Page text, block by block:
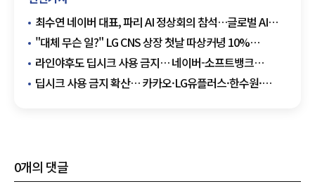
최수연 네이버 대표, 파리 AI 정상회의 참석…글로벌 AI
리더십 강화 나선다
"대체 무슨 일?" LG CNS 상장 첫날 따상커녕 10%
'급락엔딩'
라인야후도 딥시크 사용 금지… 네이버-소프트뱅크
합작사, 보안 우려에 선제 대응
딥시크 사용 금지 확산… 카카오·LG유플러스·한수원·
0개의 댓글